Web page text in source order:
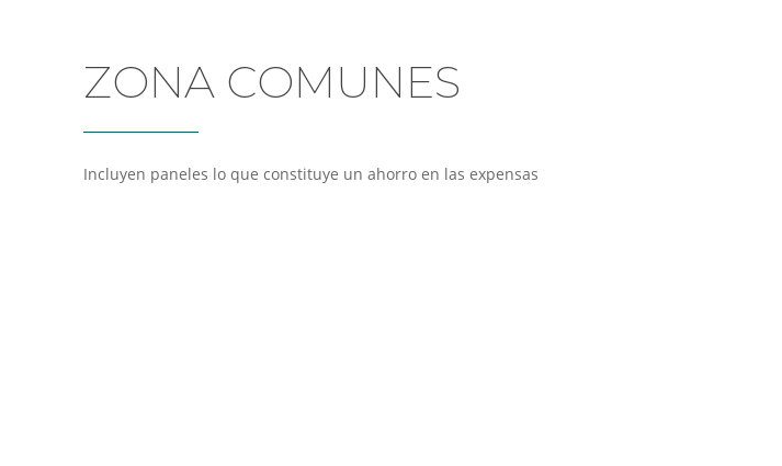
ZONA COMUNES
Incluyen paneles lo que constituye un ahorro en las expensas